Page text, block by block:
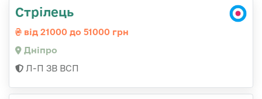
Стрілець
від 21000 до 51000 грн
Дніпро
Л-П ЗВ ВСП